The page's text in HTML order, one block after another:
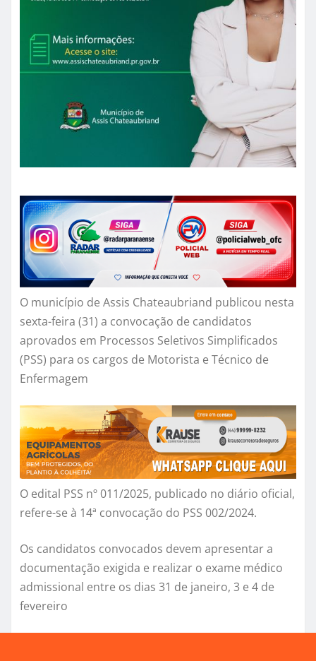
O município de Assis Chateaubriand publicou nesta
sexta-feira (31) a convocação de candidatos
aprovados em Processos Seletivos Simplificados
(PSS) para os cargos de Motorista e Técnico de
Enfermagem
O edital PSS nº 011/2025, publicado no diário oficial,
refere-se à 14ª convocação do PSS 002/2024.
Os candidatos convocados devem apresentar a
documentação exigida e realizar o exame médico
admissional entre os dias 31 de janeiro, 3 e 4 de
fevereiro